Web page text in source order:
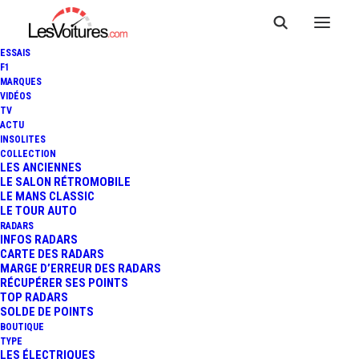
ESSAIS
F1
MARQUES
VIDÉOS
TV
ACTU
INSOLITES
COLLECTION
LES ANCIENNES
LE SALON RÉTROMOBILE
LE MANS CLASSIC
LE TOUR AUTO
RADARS
INFOS RADARS
CARTE DES RADARS
MARGE D’ERREUR DES RADARS
RÉCUPÉRER SES POINTS
TOP RADARS
SOLDE DE POINTS
BOUTIQUE
TYPE
LES ÉLECTRIQUES
23 avril 2020
TOYOTA YARIS CROSS :